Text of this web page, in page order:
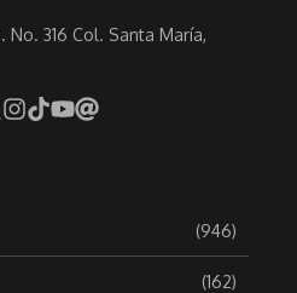
No. 316 Col. Santa María,
(946)
(162)